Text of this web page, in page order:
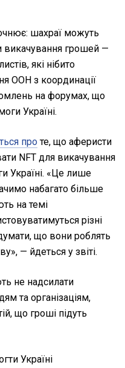
шахраї можуть
викачування грошей —
які нібито
ООН з координації
на форумах, що
Україні.
проте, що аферисти
NFT для викачування
Україні. «Це лише
набагато більше
на темі
різні
що вони роблять
— йдеться у звіті.
не надсилати
та організаціям,
що гроші підуть
Україні